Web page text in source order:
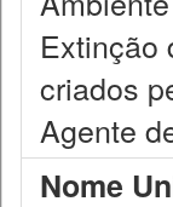
Extinção
criados
Agente
Nome